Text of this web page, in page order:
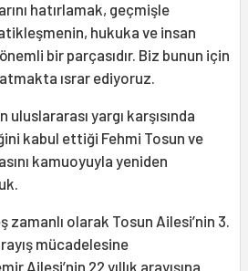
hatırlamak, geçmişle
hukuka ve insan
bir parçasıdır. Biz bunun için
ısrar ediyoruz.
uluslararası yargı karşısında
kabul ettiği Fehmi Tosun ve
kamuoyuyla yeniden
zamanlı olarak Tosun Ailesi’nin 3.
mücadelesine
Ailesi’nin 22 yıllık arayışına